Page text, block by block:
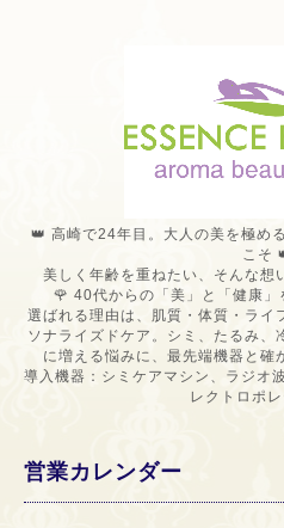
👑 高崎で24年目。大人の美を極め
こそ
美しく年齢を重ねたい、そんな想
🌹 40代からの「美」と「健康」
選ばれる理由は、肌質・体質・ライ
ソナライズドケア。シミ、たるみ
に増える悩みに、最先端機器と確
導入機器：シミケアマシン、ラジオ
レクトロポ
営業カレンダー